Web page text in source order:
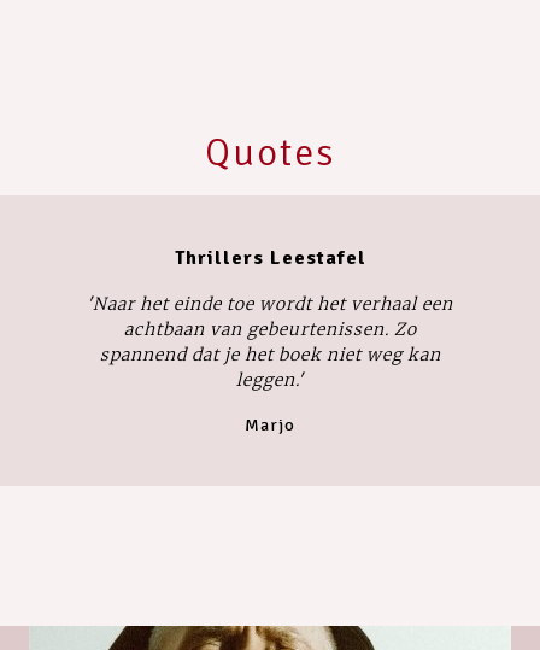
Quotes
Thrillers Leestafel
'Naar het einde toe wordt het verhaal een
achtbaan van gebeurtenissen. Zo
spannend dat je het boek niet weg kan
leggen.'
Marjo